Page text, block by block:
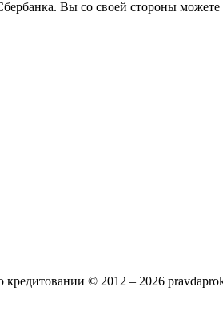
Вы со своей стороны
© 2012 – 2026